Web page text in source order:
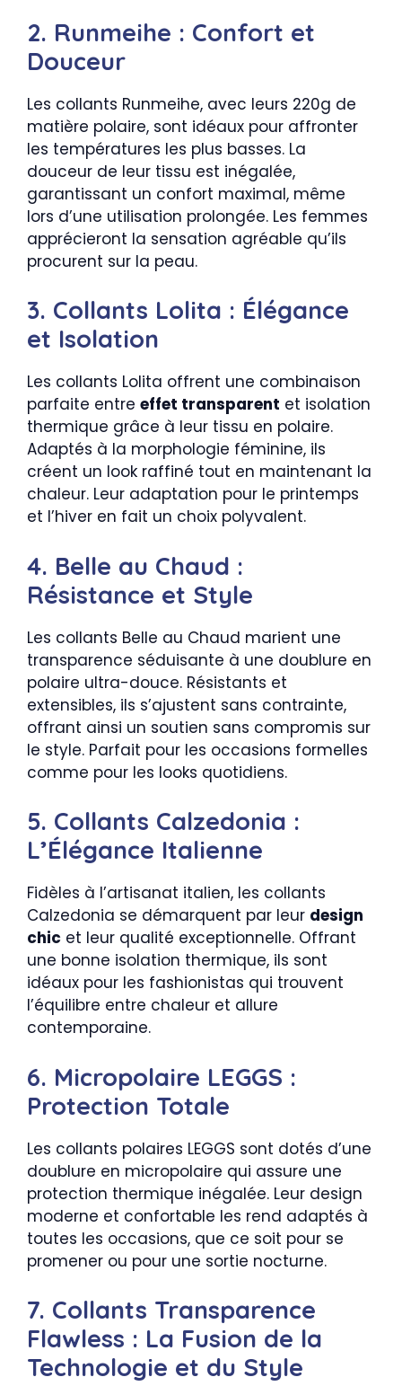
2. Runmeihe : Confort et
Douceur
Les collants Runmeihe, avec leurs 220g de
matière polaire, sont idéaux pour affronter
les températures les plus basses. La
douceur de leur tissu est inégalée,
garantissant un confort maximal, même
lors d’une utilisation prolongée. Les femmes
apprécieront la sensation agréable qu’ils
procurent sur la peau.
3. Collants Lolita : Élégance
et Isolation
Les collants Lolita offrent une combinaison
parfaite entre effet transparent et isolation
thermique grâce à leur tissu en polaire.
Adaptés à la morphologie féminine, ils
créent un look raffiné tout en maintenant la
chaleur. Leur adaptation pour le printemps
et l’hiver en fait un choix polyvalent.
4. Belle au Chaud :
Résistance et Style
Les collants Belle au Chaud marient une
transparence séduisante à une doublure en
polaire ultra-douce. Résistants et
extensibles, ils s’ajustent sans contrainte,
offrant ainsi un soutien sans compromis sur
le style. Parfait pour les occasions formelles
comme pour les looks quotidiens.
5. Collants Calzedonia :
L’Élégance Italienne
Fidèles à l’artisanat italien, les collants
Calzedonia se démarquent par leur design
chic et leur qualité exceptionnelle. Offrant
une bonne isolation thermique, ils sont
idéaux pour les fashionistas qui trouvent
l’équilibre entre chaleur et allure
contemporaine.
6. Micropolaire LEGGS :
Protection Totale
Les collants polaires LEGGS sont dotés d’une
doublure en micropolaire qui assure une
protection thermique inégalée. Leur design
moderne et confortable les rend adaptés à
toutes les occasions, que ce soit pour se
promener ou pour une sortie nocturne.
7. Collants Transparence
Flawless : La Fusion de la
Technologie et du Style